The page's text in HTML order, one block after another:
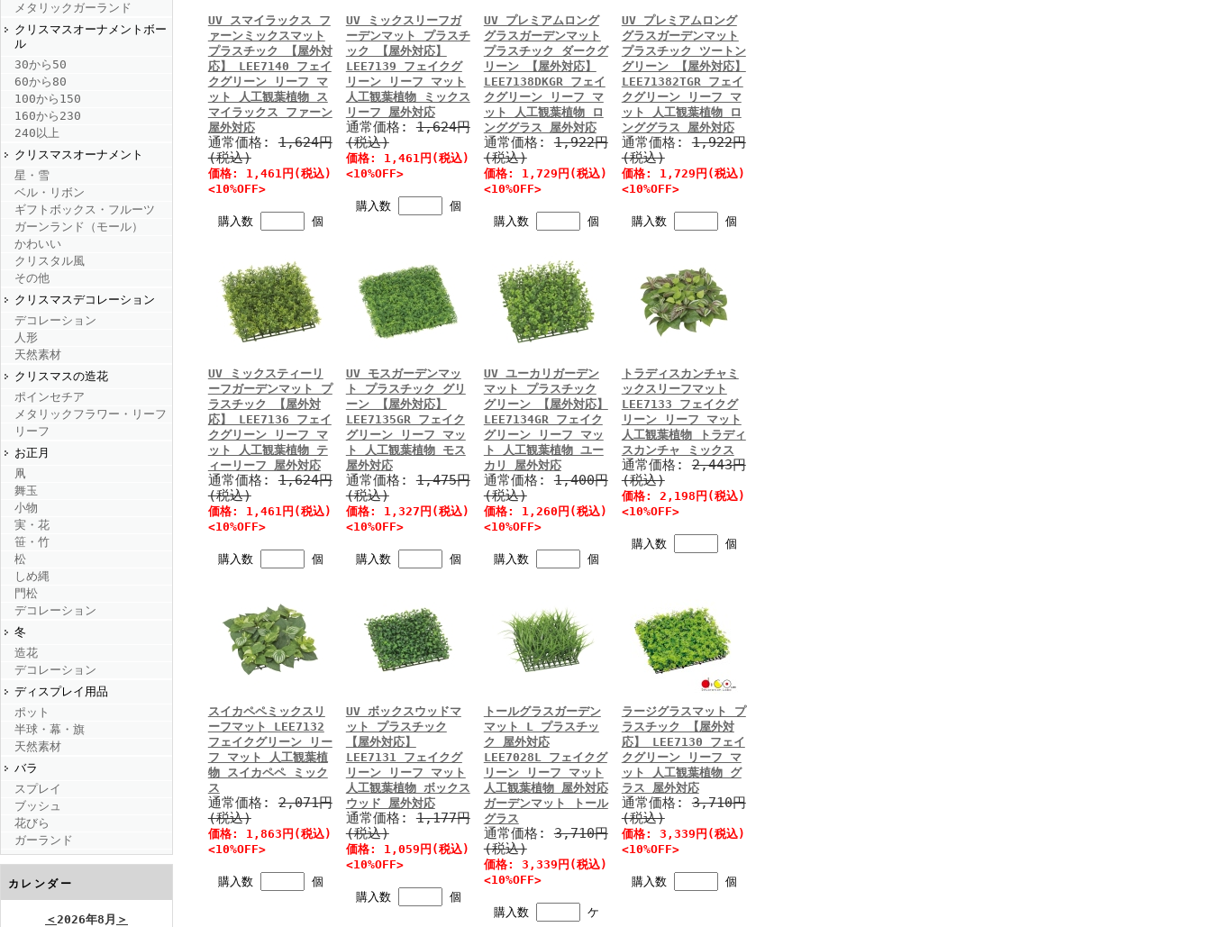
メタリックガーランド
クリスマスオーナメントボー
ル
30から50
60から80
100から150
160から230
240以上
クリスマスオーナメント
星・雪
ベル・リボン
ギフトボックス・フルーツ
ガーンランド（モール）
かわいい
クリスタル風
その他
クリスマスデコレーション
デコレーション
人形
天然素材
クリスマスの造花
ポインセチア
メタリックフラワー・リーフ
リーフ
お正月
凧
舞玉
小物
実・花
笹・竹
松
しめ縄
門松
デコレーション
冬
造花
デコレーション
ディスプレイ用品
ポット
半球・幕・旗
天然素材
バラ
スプレイ
ブッシュ
花びら
ガーランド
カレンダー
＜2026年8月 ＞
UV スマイラックス フ
ァーンミックスマット
プラスチック 【屋外対
応】 LEE7140 フェイ
クグリーン リーフ マ
ット 人工観葉植物 ス
マイラックス ファーン
屋外対応
通常価格:1,624円
(税込)
価格: 1,461円(税込)
<10%OFF>
購入数 個
UV ミックスリーフガ
ーデンマット プラスチ
ック 【屋外対応】
LEE7139 フェイクグ
リーン リーフ マット
人工観葉植物 ミックス
リーフ 屋外対応
通常価格:1,624円
(税込)
価格: 1,461円(税込)
<10%OFF>
購入数 個
UV プレミアムロング
グラスガーデンマット
プラスチック ダークグ
リーン 【屋外対応】
LEE7138DKGR フェイ
クグリーン リーフ マ
ット 人工観葉植物 ロ
ンググラス 屋外対応
通常価格:1,922円
(税込)
価格: 1,729円(税込)
<10%OFF>
購入数 個
UV プレミアムロング
グラスガーデンマット
プラスチック ツートン
グリーン 【屋外対応】
LEE71382TGR フェイ
クグリーン リーフ マ
ット 人工観葉植物 ロ
ンググラス 屋外対応
通常価格:1,922円
(税込)
価格: 1,729円(税込)
<10%OFF>
購入数 個
UV ミックスティーリ
ーフガーデンマット プ
ラスチック 【屋外対
応】 LEE7136 フェイ
クグリーン リーフ マ
ット 人工観葉植物 テ
ィーリーフ 屋外対応
通常価格:1,624円
(税込)
価格: 1,461円(税込)
<10%OFF>
購入数 個
UV モスガーデンマッ
ト プラスチック グリ
ーン 【屋外対応】
LEE7135GR フェイク
グリーン リーフ マッ
ト 人工観葉植物 モス
屋外対応
通常価格:1,475円
(税込)
価格: 1,327円(税込)
<10%OFF>
購入数 個
UV ユーカリガーデン
マット プラスチック
グリーン 【屋外対応】
LEE7134GR フェイク
グリーン リーフ マッ
ト 人工観葉植物 ユー
カリ 屋外対応
通常価格:1,400円
(税込)
価格: 1,260円(税込)
<10%OFF>
購入数 個
トラディスカンチャミ
ックスリーフマット
LEE7133 フェイクグ
リーン リーフ マット
人工観葉植物 トラディ
スカンチャ ミックス
通常価格:2,443円
(税込)
価格: 2,198円(税込)
<10%OFF>
購入数 個
スイカペペミックスリ
ーフマット LEE7132
フェイクグリーン リー
フ マット 人工観葉植
物 スイカペペ ミック
ス
通常価格:2,071円
(税込)
価格: 1,863円(税込)
<10%OFF>
購入数 個
UV ボックスウッドマ
ット プラスチック
【屋外対応】
LEE7131 フェイクグ
リーン リーフ マット
人工観葉植物 ボックス
ウッド 屋外対応
通常価格:1,177円
(税込)
価格: 1,059円(税込)
<10%OFF>
購入数 個
トールグラスガーデン
マット L プラスチッ
ク 屋外対応
LEE7028L フェイクグ
リーン リーフ マット
人工観葉植物 屋外対応
ガーデンマット トール
グラス
通常価格:3,710円
(税込)
価格: 3,339円(税込)
<10%OFF>
購入数 ケ
ラージグラスマット プ
ラスチック 【屋外対
応】 LEE7130 フェイ
クグリーン リーフ マ
ット 人工観葉植物 グ
ラス 屋外対応
通常価格:3,710円
(税込)
価格: 3,339円(税込)
<10%OFF>
購入数 個